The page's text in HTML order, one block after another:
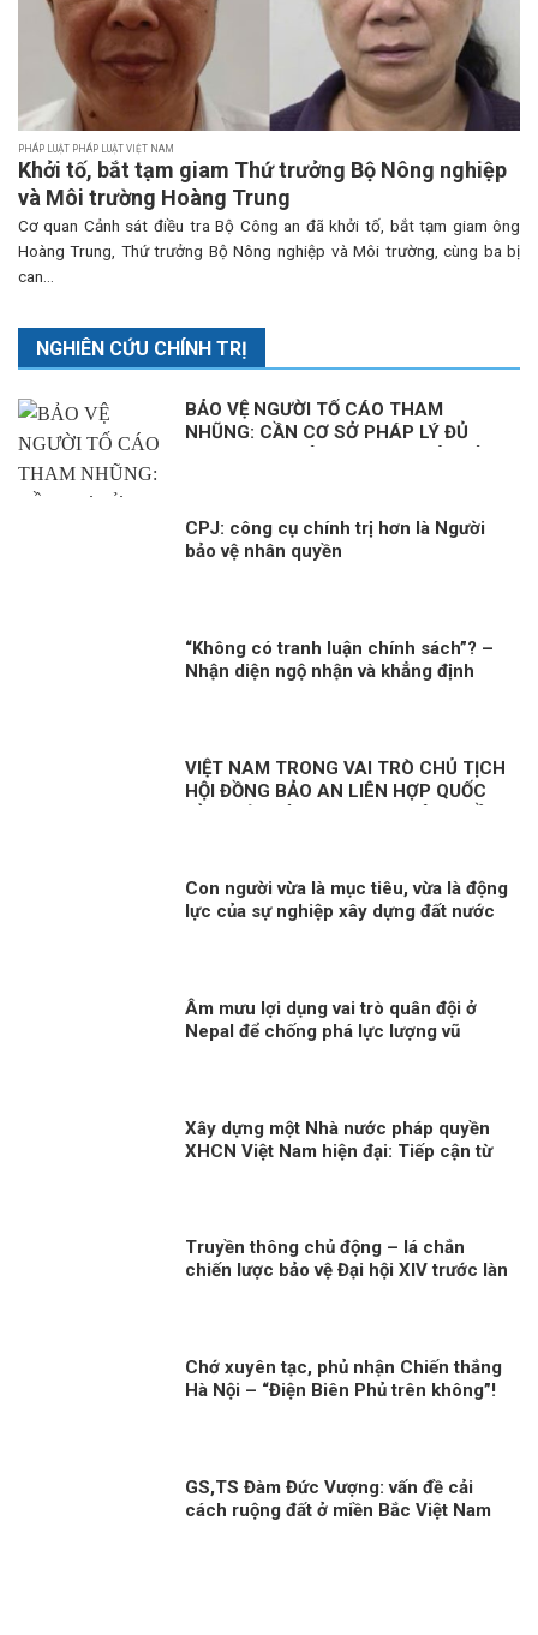
PHÁP LUẬT PHÁP LUẬT VIỆT NAM
Khởi tố, bắt tạm giam Thứ trưởng Bộ Nông nghiệp
và Môi trường Hoàng Trung
Cơ quan Cảnh sát điều tra Bộ Công an đã khởi tố, bắt tạm giam ông
Hoàng Trung, Thứ trưởng Bộ Nông nghiệp và Môi trường, cùng ba bị
can...
NGHIÊN CỨU CHÍNH TRỊ
BẢO VỆ NGƯỜI TỐ CÁO THAM
NHŨNG: CẦN CƠ SỞ PHÁP LÝ ĐỦ
CPJ: công cụ chính trị hơn là Người
bảo vệ nhân quyền
“Không có tranh luận chính sách”? –
Nhận diện ngộ nhận và khẳng định
VIỆT NAM TRONG VAI TRÒ CHỦ TỊCH
HỘI ĐỒNG BẢO AN LIÊN HỢP QUỐC
Con người vừa là mục tiêu, vừa là động
lực của sự nghiệp xây dựng đất nước
Âm mưu lợi dụng vai trò quân đội ở
Nepal để chống phá lực lượng vũ
Xây dựng một Nhà nước pháp quyền
XHCN Việt Nam hiện đại: Tiếp cận từ
Truyền thông chủ động – lá chắn
chiến lược bảo vệ Đại hội XIV trước làn
Chớ xuyên tạc, phủ nhận Chiến thắng
Hà Nội – “Điện Biên Phủ trên không”!
GS,TS Đàm Đức Vượng: vấn đề cải
cách ruộng đất ở miền Bắc Việt Nam